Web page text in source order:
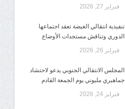
فبراير 27, 2026
تنفيذية انتقالي الغيضة تعقد اجتماعها
الدوري وتناقش مستجدات الأوضاع
فبراير 26, 2026
المجلس الانتقالي الجنوبي يدعو لاحتشاد
جماهيري مليوني يوم الجمعة القادم
فبراير 24, 2026